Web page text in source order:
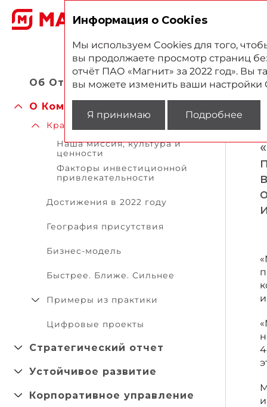
Об Oтчете
О Компании
Кратко о «Магните»
Наша миссия, культура и
ценности
Факторы инвестиционной
привлекательности
Достижения в 2022 году
География присутствия
Бизнес-модель
Быстрее. Ближе. Сильнее
Примеры из практики
Цифровые проекты
Стратегический отчет
Устойчивое развитие
Корпоративное управление
Информация о Cookies
Мы используем Cookies для того,
вы продолжаете просмотр страниц
отчёт ПАО «Магнит» за 2022 год». Вы
вы можете изменить ваши настройки
Я принимаю Подробнее